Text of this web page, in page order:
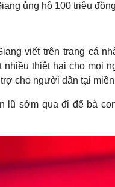
ủng hộ 100 triệu
viết trên trang cá
nhiều thiệt hại cho mọi
trợ cho người dân tại
lũ sớm qua đi để bà